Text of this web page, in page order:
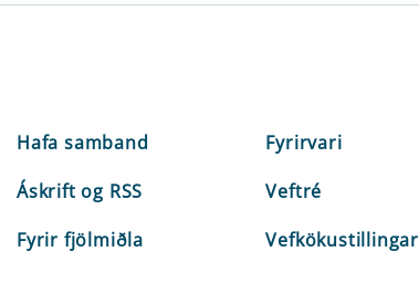
Hafa samband
Áskrift og RSS
Fyrir fjölmiðla
Fyrirvari
Veftré
Vefkökustillingar